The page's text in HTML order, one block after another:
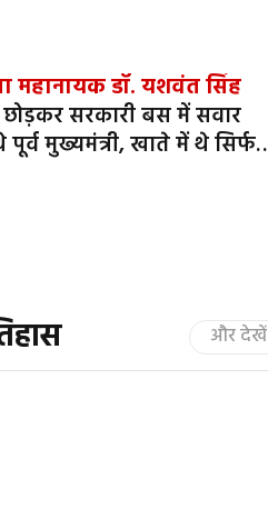
महानायक डॉ. यशवंत सिंह
मुख्यमंत्री, खाते में थे सिर्फ
और देखें